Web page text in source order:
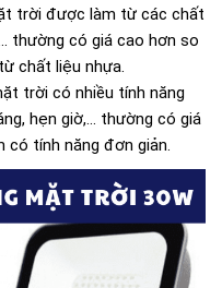
trời được làm từ các chất
thường có giá cao hơn so
chất liệu nhựa.
trời có nhiều tính năng
hẹn giờ,... thường có giá
có tính năng đơn giản.